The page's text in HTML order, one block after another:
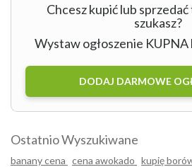
Chcesz kupić lub
szukasz?
Wystaw ogłoszenie KUPNA
DODAJ DARMOWE
Ostatnio Wyszukiwane
banany cena cena awokado kupię